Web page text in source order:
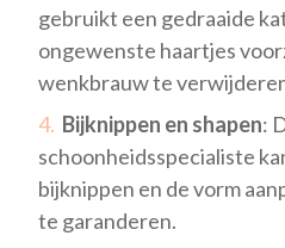
gebruikt een gedraaide
ongewenste haartjes
wenkbrauw te
Bijknippen en shapen:
schoonheidsspecialiste
bijknippen en de vorm
te garanderen.